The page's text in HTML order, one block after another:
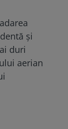
și
duri
aerian